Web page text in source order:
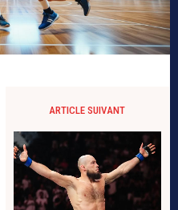
ARTICLE SUIVANT